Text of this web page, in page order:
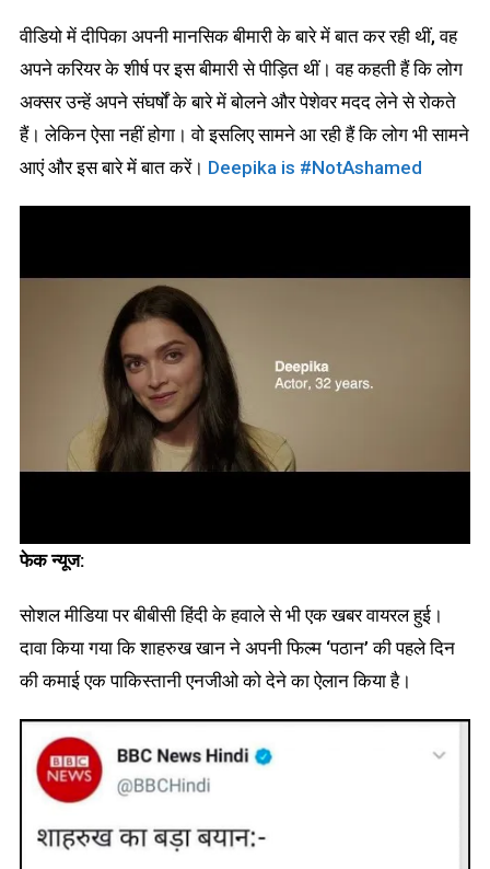
वीडियो में दीपिका अपनी मानसिक बीमारी के बारे में बात कर रही थीं, वह
अपने करियर के शीर्ष पर इस बीमारी से पीड़ित थीं। वह कहती हैं कि लोग
अक्सर उन्हें अपने संघर्षों के बारे में बोलने और पेशेवर मदद लेने से रोकते
हैं। लेकिन ऐसा नहीं होगा। वो इसलिए सामने आ रही हैं कि लोग भी सामने
आएं और इस बारे में बात करें। Deepika is #NotAshamed
फेक न्यूज:
सोशल मीडिया पर बीबीसी हिंदी के हवाले से भी एक खबर वायरल हुई।
दावा किया गया कि शाहरुख खान ने अपनी फिल्म ‘पठान’ की पहले दिन
की कमाई एक पाकिस्तानी एनजीओ को देने का ऐलान किया है।